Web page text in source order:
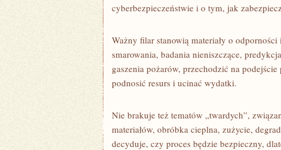
cyberbezpieczeństwie i o tym, jak
Ważny filar stanowią materiały o
smarowania, badania nieniszczące,
gaszenia pożarów, przechodzić na
podnosić resurs i ucinać wydatki.
Nie brakuje też tematów „twardych”,
materiałów, obróbka cieplna, zużycie,
decyduje, czy proces będzie bezpieczny,